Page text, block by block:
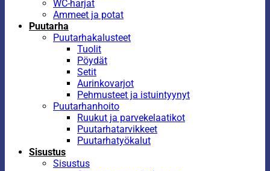
WC-harjat
Ammeet ja potat
Puutarha
Puutarhakalusteet
Tuolit
Pöydät
Setit
Aurinkovarjot
Pehmusteet ja istuintyynyt
Puutarhanhoito
Ruukut ja parvekelaatikot
Puutarhatarvikkeet
Puutarhatyökalut
Sisustus
Sisustus